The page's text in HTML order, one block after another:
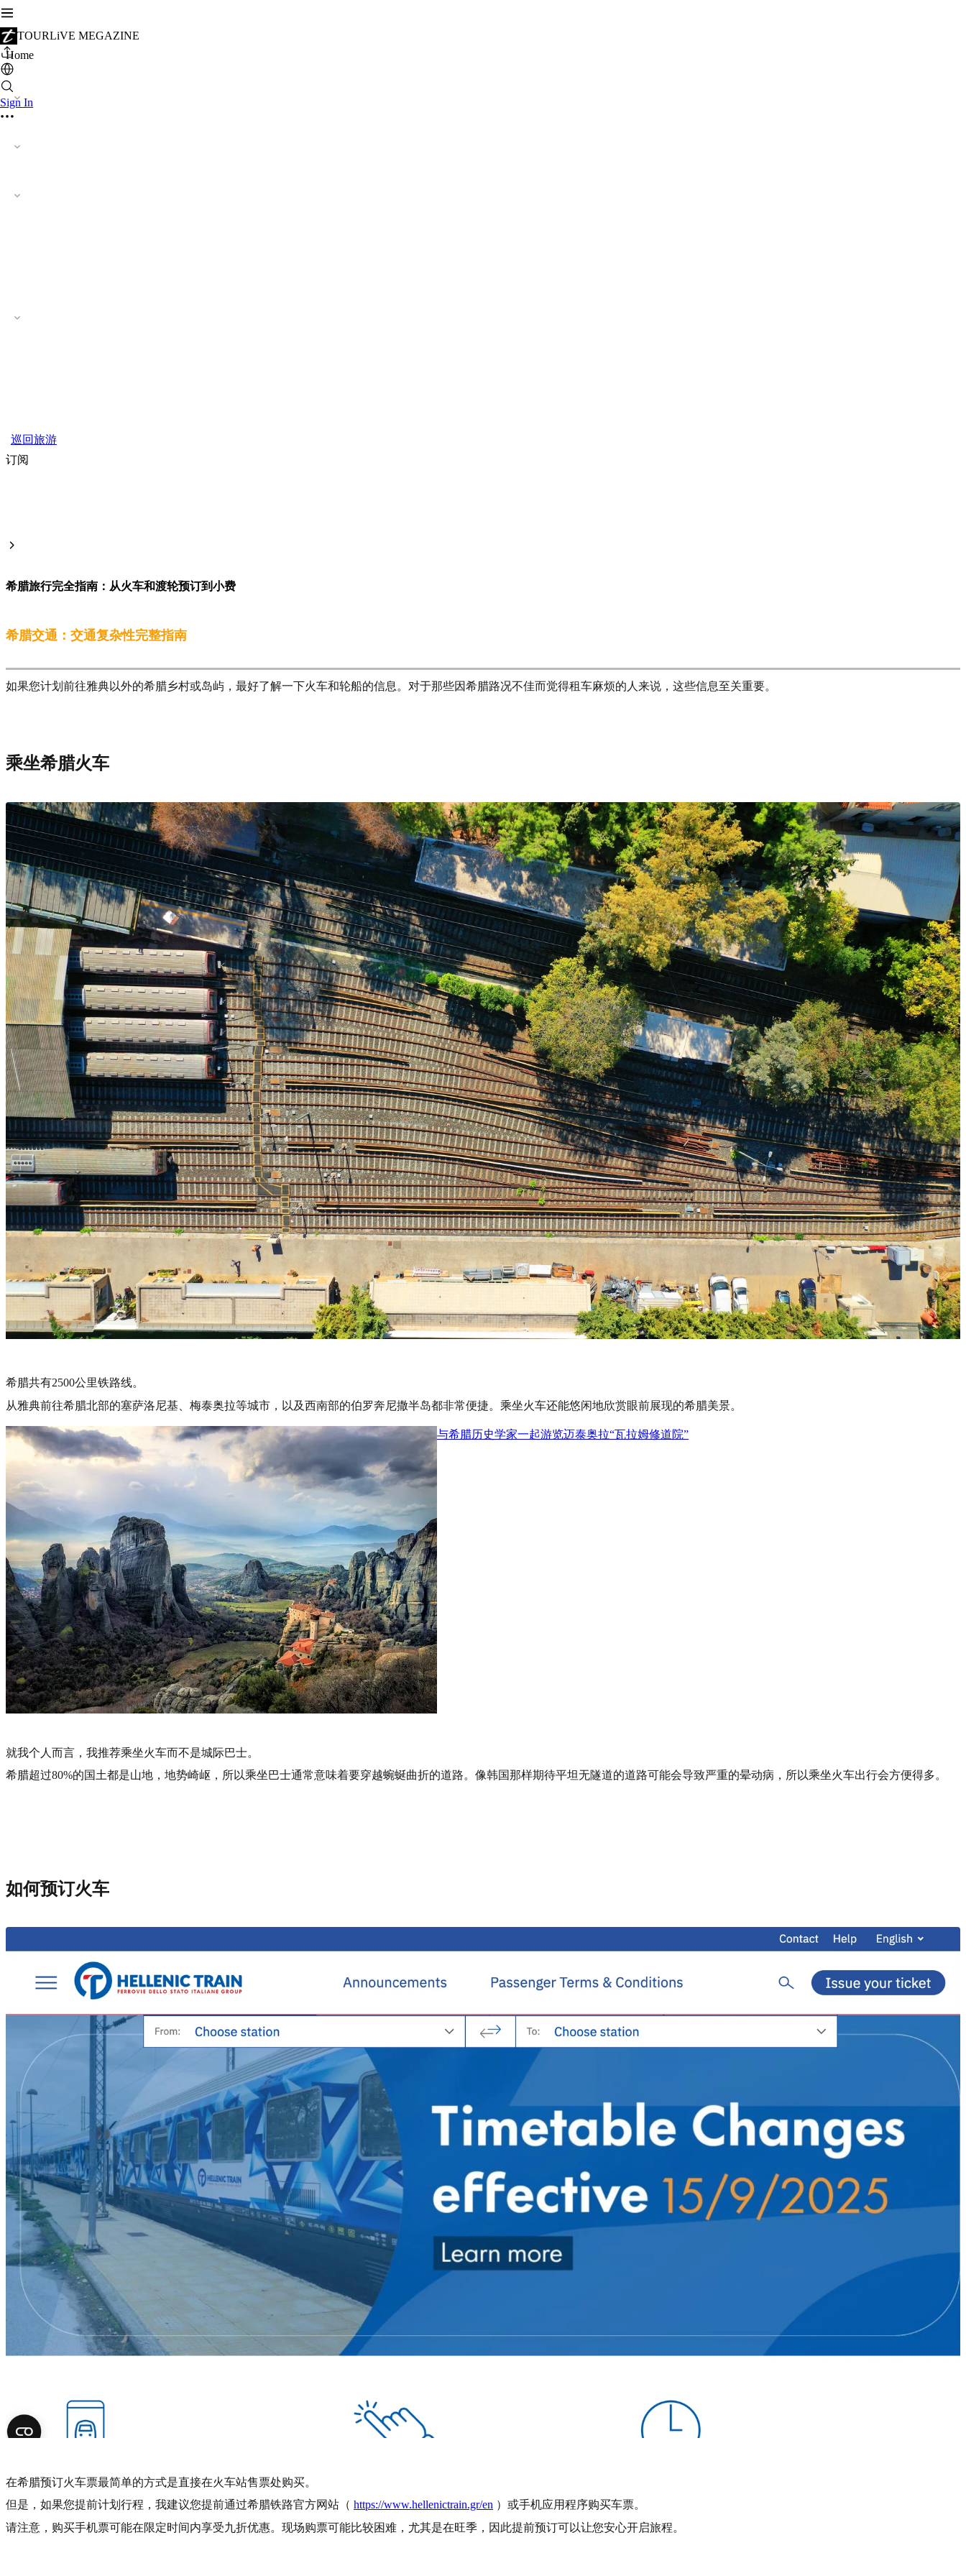
TOURLiVE MEGAZINE
Sign In
Home
巡回旅游
订阅
希腊旅行完全指南：从火车和渡轮预订到小费
希腊交通：交通复杂性完整指南
如果您计划前往雅典以外的希腊乡村或岛屿，最好了解一下火车和轮船的信息。对于那些因希腊路况不佳而觉得租车麻烦的人来说，这些信息至关重要。
乘坐希腊火车
希腊共有2500公里铁路线。
从雅典前往希腊北部的塞萨洛尼基、梅泰奥拉等城市，以及西南部的​​伯罗奔尼撒半岛都非常便捷。乘坐火车还能悠闲地欣赏眼前展现的希腊美景。
与希腊历史学家一起游览迈泰奥拉“瓦拉姆修道院”
就我个人而言，我推荐乘坐火车而不是城际巴士。
希腊超过80%的国土都是山地，地势崎岖，所以乘坐巴士通常意味着要穿越蜿蜒曲折的道路。像韩国那样期待平坦无隧道的道路可能会导致严重的晕动病，所以乘坐火车出行会方便得多。
如何预订火车
在希腊预订火车票最简单的方式是直接在火车站售票处购买。
但是，如果您提前计划行程，我建议您提前通过希腊铁路官方网站（ https://www.hellenictrain.gr/en ）或手机应用程序购买车票。
请注意，购买手机票可能在限定时间内享受九折优惠。现场购票可能比较困难，尤其是在旺季，因此提前预订可以让您安心开启旅程。